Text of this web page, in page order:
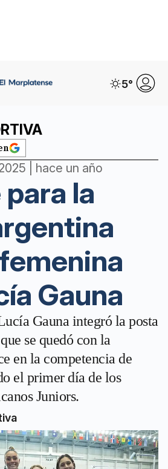
5°
| hace un año
la
Gauna
Gauna integró la posta
se quedó con la
en la competencia de
el primer día de los
Juniors.